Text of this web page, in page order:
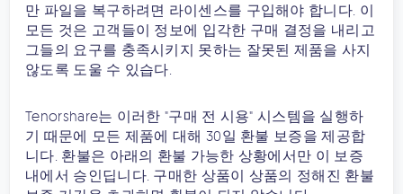
만 파일을 복구하려면 라이센스를 구입해야 합니다. 이
모든 것은 고객들이 정보에 입각한 구매 결정을 내리고
그들의 요구를 충족시키지 못하는 잘못된 제품을 사지
않도록 도울 수 있습다.
Tenorshare는 이러한 "구매 전 시용" 시스템을 실행하
기 때문에 모든 제품에 대해 30일 환불 보증을 제공합
니다. 환불은 아래의 환불 가능한 상황에서만 이 보증
내에서 승인딥니다. 구매한 상품이 상품의 정해진 환불